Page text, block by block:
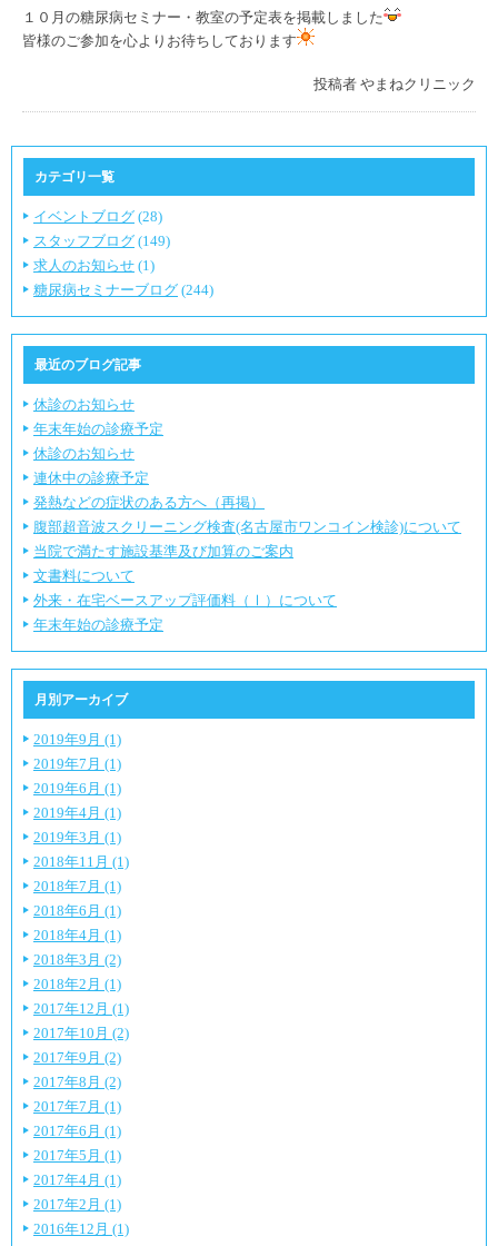
１０月の糖尿病セミナー・教室の予定表を掲載しました
皆様のご参加を心よりお待ちしております
投稿者 やまねクリニック
カテゴリ一覧
イベントブログ (28)
スタッフブログ (149)
求人のお知らせ (1)
糖尿病セミナーブログ (244)
最近のブログ記事
休診のお知らせ
年末年始の診療予定
休診のお知らせ
連休中の診療予定
発熱などの症状のある方へ（再掲）
腹部超音波スクリーニング検査(名古屋市ワンコイン検診)について
当院で満たす施設基準及び加算のご案内
文書料について
外来・在宅ベースアップ評価料（Ⅰ）について
年末年始の診療予定
月別アーカイブ
2019年9月 (1)
2019年7月 (1)
2019年6月 (1)
2019年4月 (1)
2019年3月 (1)
2018年11月 (1)
2018年7月 (1)
2018年6月 (1)
2018年4月 (1)
2018年3月 (2)
2018年2月 (1)
2017年12月 (1)
2017年10月 (2)
2017年9月 (2)
2017年8月 (2)
2017年7月 (1)
2017年6月 (1)
2017年5月 (1)
2017年4月 (1)
2017年2月 (1)
2016年12月 (1)